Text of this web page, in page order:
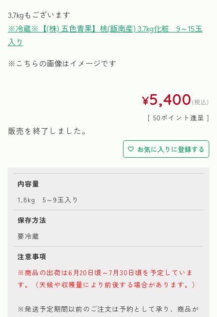
3.7kgもございます
※冷蔵※【(株) 五色青果】桃(飯南産) 3.7kg化粧 9～15玉
入り
※こちらの画像はイメージです
¥5,400 税込
[ 50ポイント進呈 ]
販売を終了しました。
お気に入りに登録する
内容量
1.8kg 5～9玉入り
保存方法
要冷蔵
注意事項
※商品の出荷は6月20日頃～7月30日頃を予定していま
す。（天候や収穫量により前後する場合があります。）
※発送予定期間以前のご注文は予約として承り、商品が